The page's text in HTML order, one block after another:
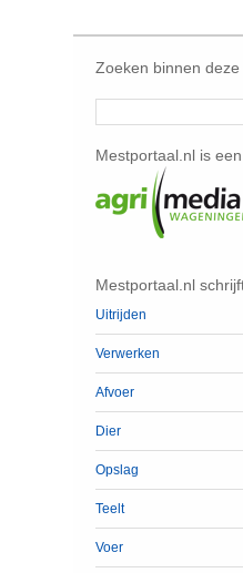
Zoeken binnen deze
Mestportaal.nl is
Mestportaal.nl
Uitrijden
Verwerken
Afvoer
Dier
Opslag
Teelt
Voer